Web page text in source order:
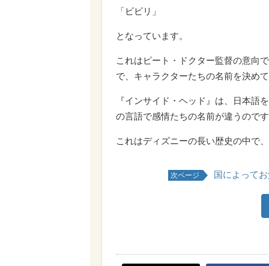
「ビビリ」
となっています。
これはピート・ドクター監督の意向
で、キャラクターたちの名前を決め
『インサイド・ヘッド』は、日本語
の言語で感情たちの名前が違うので
これはディズニーの長い歴史の中で
次ページ 国によって